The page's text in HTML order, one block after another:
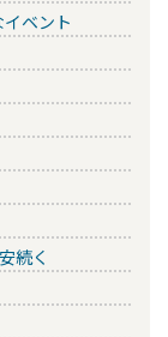
ベント
続く